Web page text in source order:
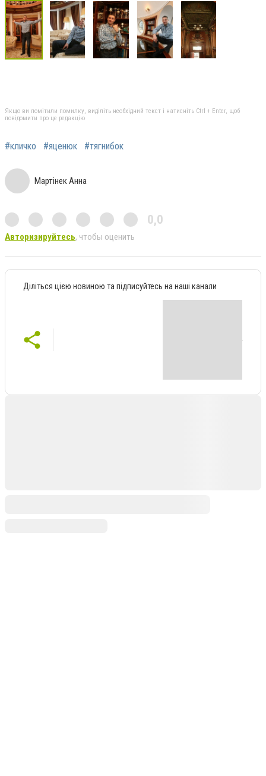
Якщо ви помітили помилку, виділіть необхідний текст і натисніть Ctrl + Enter, щоб
повідомити про це редакцію
#кличко #яценюк #тягнибок
Мартінек Анна
0,0
Авторизируйтесь, чтобы оценить
Діліться цією новиною та підписуйтесь на наші канали